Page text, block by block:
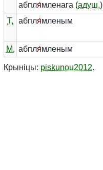
абпля́мленага (адуш.)
Т.
абпля́мленым
М. абпля́мленым
Крыніцы: piskunou2012.